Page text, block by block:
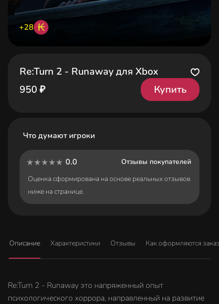
+28 ₭
Re:Turn 2 - Runaway для Xbox
950 ₽
Купить
Что думают игроки
0.0
Отзывы покупателей
Оценка сформирована на основе реальных отзывов
ниже на странице.
Описание Характеристики Отзывы Как оформляются
Re:Turn 2 - Runaway это напряженный опыт
психологического хоррора, направленный на развитие